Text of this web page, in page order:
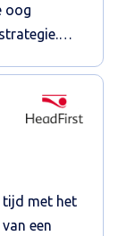
oog
te halen,
door de
ervaren
aan
tijd met het
een